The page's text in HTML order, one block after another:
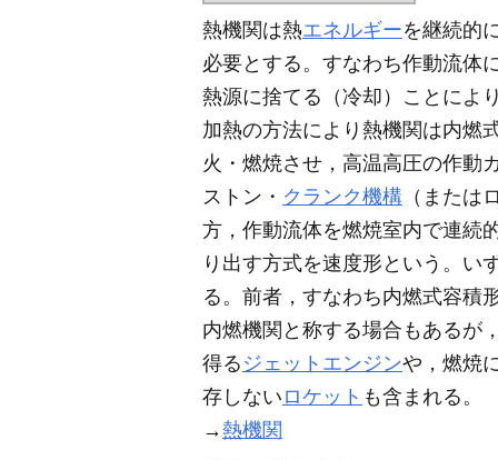
熱機関は熱エネルギーを継続的
必要とする。すなわち作動流体
熱源に捨てる（冷却）ことによ
加熱の方法により熱機関は内燃
火・燃焼させ，高温高圧の作動
ストン・ クランク機構 （または
方，作動流体を燃焼室内で連続
り出す方式を速度形という。い
る。前者，すなわち内燃式容積
内燃機関と称する場合もあるが
得る ジェットエンジンや，燃焼
存しない ロケット も含まれる。
→熱機関